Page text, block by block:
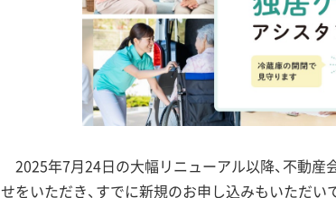
2025年7月24日の大幅リニューアル以降、不動
せをいただき、すでに新規のお申し込みもいただい